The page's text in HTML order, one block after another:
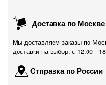
Доставка по
Мы доставляем заказы по
доставки на выбор: с 12:00 -
Отправка по России